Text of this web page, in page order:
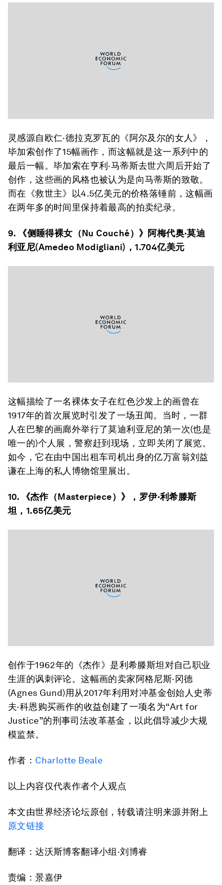
灵感源自欧仁·德拉克罗瓦的《阿尔及尔的女人》，
毕加索创作了15幅画作，而这幅就是这一系列中的
最后一幅。毕加索在亨利·马蒂斯去世六周后开始了
创作，这些画的风格也被认为是向马蒂斯的致敬。
而在《救世主》以4.5亿美元的价格落锤前，这幅画
在两年多的时间里保持着最高的拍卖纪录。
9. 《侧睡得裸女（Nu Couché）》阿梅代奥·莫迪
利亚尼(Amedeo Modigliani)，1.704亿美元
这幅描绘了一名裸体女子在红色沙发上的画曾在
1917年的首次展览时引发了一场丑闻。当时，一群
人在巴黎的画廊外举行了莫迪利亚尼的第一次(也是
唯一的)个人展，警察赶到现场，立即关闭了展览。
如今，它在由中国出租车司机出身的亿万富翁刘益
谦在上海的私人博物馆里展出。
10. 《杰作（Masterpiece）》，罗伊·利希滕斯
坦，1.65亿美元
创作于1962年的《杰作》是利希滕斯坦对自己职业
生涯的讽刺评论。这幅画的卖家阿格尼斯·冈德
(Agnes Gund)用从2017年利用对冲基金创始人史蒂
夫·科恩购买画作的收益创建了一项名为“Art for
Justice”的刑事司法改革基金，以此倡导减少大规
模监禁。
作者： Charlotte Beale
以上内容仅代表作者个人观点
本文由世界经济论坛原创，转载请注明来源并附上
原文链接
翻译：达沃斯博客翻译小组·刘博睿
责编：景嘉伊